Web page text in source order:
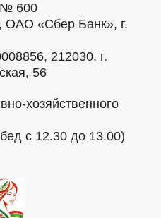
№ 600
ОАО «Сбер Банк», г.
212030, г.
56
хозяйственного
с 12.30 до 13.00)